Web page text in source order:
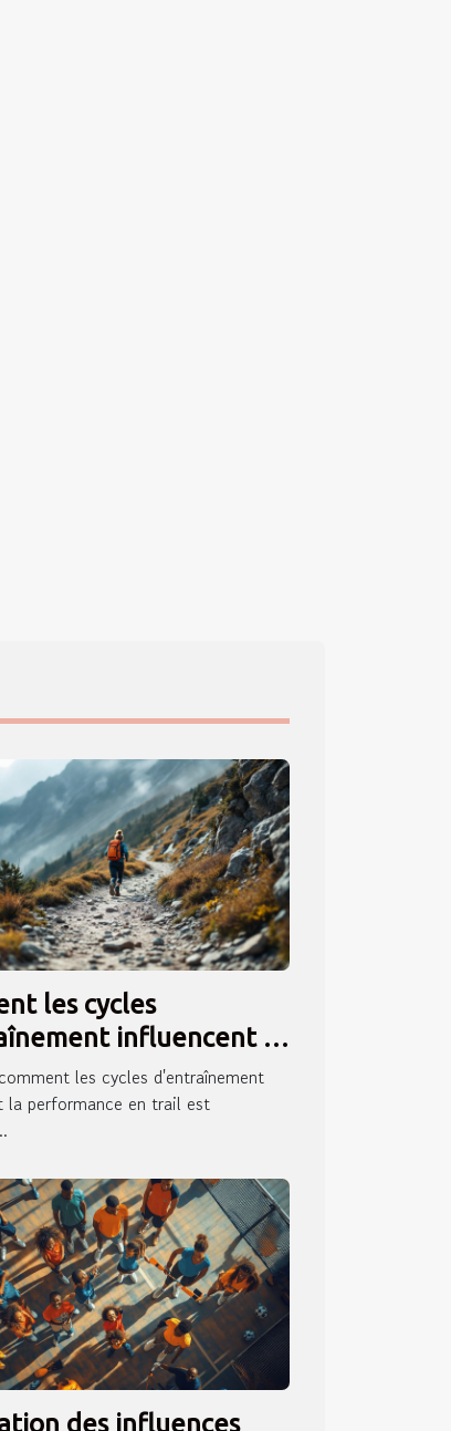
les cycles
influencent la
en trail ?
les cycles d'entraînement
la performance en trail est
des influences